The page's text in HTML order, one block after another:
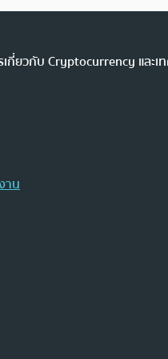
ยวกับ Cryptocurrency และ
าน